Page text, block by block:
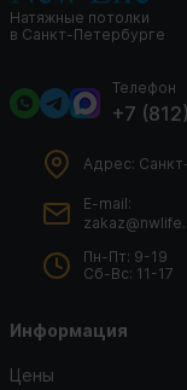
Натяжные потолки
в Санкт-Петербурге
Телефон
+7
Адрес:
E-mail:
Пн-Пт: 9-19
Сб-Вс: 11-17
Информация
Цены